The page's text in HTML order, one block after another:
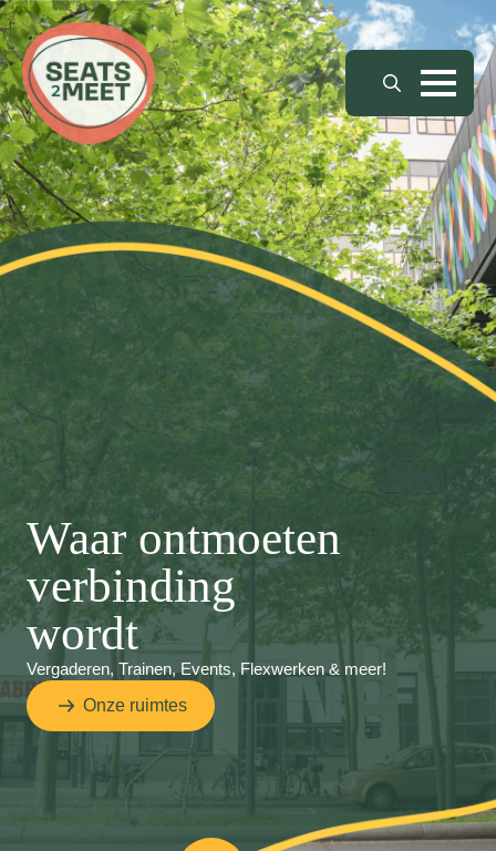
Search
for:
Waar ontmoeten
verbinding
wordt
Vergaderen, Trainen, Events, Flexwerken & meer!
Onze ruimtes